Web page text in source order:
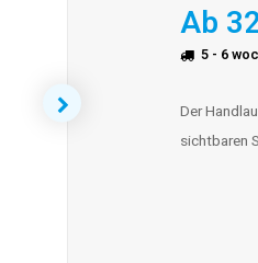
Ab
5 - 6
Der
sichtbaren